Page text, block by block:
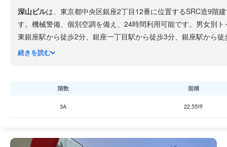
深山ビルは、東京都中央区銀座2丁目12番に位置するSRC造9階
す。機械警備、個別空調を備え、24時間利用可能です。男女別
東銀座駅から徒歩2分、銀座一丁目駅から徒歩3分、銀座駅から
ならではの開放的な採光も魅力のビルです。
続きを読む
階数 面積
3A 22.55坪